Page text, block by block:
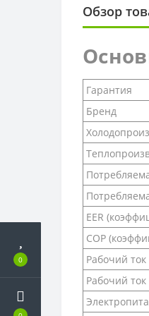
0
Обзор
Гарантия
Бренд
EER
COP
Рабочий
Рабочий